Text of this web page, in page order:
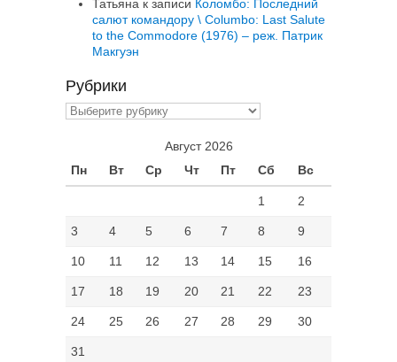
Татьяна к записи Коломбо: Последний
салют командору \ Columbo: Last Salute
to the Commodore (1976) – реж. Патрик
Макгуэн
Рубрики
Рубрики
Август 2026
Пн
Вт Ср Чт Пт Сб Вс
1 2
3 4 5 6 7 8 9
10 11 12 13 14 15 16
17 18 19 20 21 22 23
24 25 26 27 28 29 30
31